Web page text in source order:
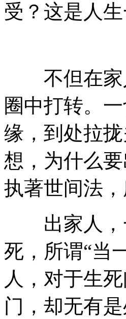
受？这是人
不但在家
圈中打转。
缘，到处拉
想，为什么
执著世间法
出家人，
死，所谓“当
人，对于生
门，却无有